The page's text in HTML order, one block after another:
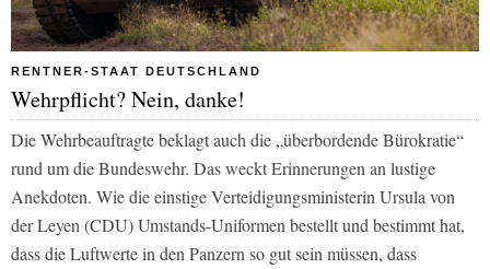
RENTNER-STAAT DEUTSCHLAND
Wehrpflicht? Nein, danke!
Die Wehrbeauftragte beklagt auch die „überbordende Bürokratie“
rund um die Bundeswehr. Das weckt Erinnerungen an lustige
Anekdoten. Wie die einstige Verteidigungsministerin Ursula von
der Leyen (CDU) Umstands-Uniformen bestellt und bestimmt hat,
dass die Luftwerte in den Panzern so gut sein müssen, dass